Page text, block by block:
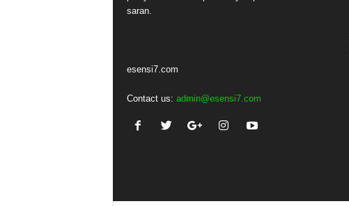
saran.
esensi7.com
Contact us: admin@esensi7.com